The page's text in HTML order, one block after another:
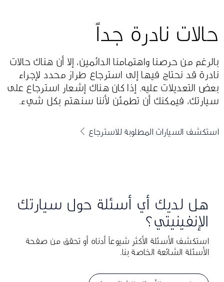
حالات نادرة جداً
بالرغم من حرصنا واهتمامنا الدائمين، إلا أن هناك حالات
نادرة قد نحتاج فيها إلى استرجاع طراز محدد لإجراء
بعض التعديلات عليه. إذا كان هناك إشعار استرجاع على
سيارتك، فيمكنك أن تطمئن لأننا سنهتم بكل شيء.
استكشف السيارات المطلوبة للاسترجاع
هل لديك أي أسئلة حول سيارتك
الإنفينيتي؟
استكشف الأسئلة الأكثر شيوعاً أدناه أو تحقق من صفحة
الأسئلة الشائعة الخاصة بنا.